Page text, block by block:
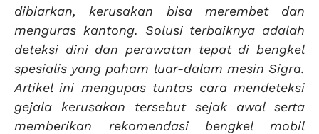
dibiarkan, kerusakan bisa merembet dan
menguras kantong. Solusi terbaiknya adalah
deteksi dini dan perawatan tepat di bengkel
spesialis yang paham luar-dalam mesin Sigra.
Artikel ini mengupas tuntas cara mendeteksi
gejala kerusakan tersebut sejak awal serta
memberikan rekomendasi bengkel mobil